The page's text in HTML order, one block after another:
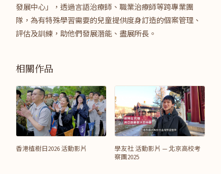
發展中心」，透過言語治療師、職業治療師等跨專業團
隊，為有特殊學習需要的兒童提供度身訂造的個案管理、
評估及訓練，助他們發展潛能、盡展所長。
相關作品
香港植樹日2026 活動影片
學友社 活動影片 — 北京高校考
察團2025